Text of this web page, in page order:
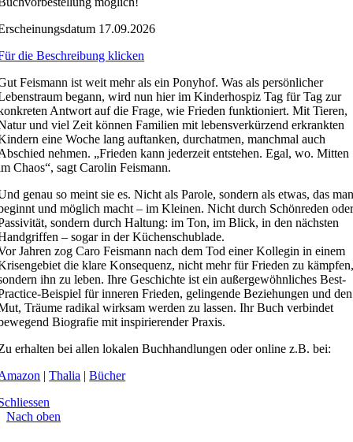
17.09.2026
die Beschreibung klicken
Feismann ist weit mehr als ein Ponyhof. Was als persönlicher
begann, wird nun hier im Kinderhospiz Tag für Tag zur
Antwort auf die Frage, wie Frieden funktioniert. Mit Tieren,
und viel Zeit können Familien mit lebensverkürzend erkrankten
eine Woche lang auftanken, durchatmen, manchmal auch
nehmen. „Frieden kann jederzeit entstehen. Egal, wo. Mitten
Chaos“, sagt Carolin Feismann.
genau so meint sie es. Nicht als Parole, sondern als etwas, das
und möglich macht – im Kleinen. Nicht durch Schönreden
sondern durch Haltung: im Ton, im Blick, in den nächsten
– sogar in der Küchenschublade.
Jahren zog Caro Feismann nach dem Tod einer Kollegin in einem
die klare Konsequenz, nicht mehr für Frieden zu
ihn zu leben. Ihre Geschichte ist ein außergewöhnliches Best-
Beispiel für inneren Frieden, gelingende Beziehungen und den
Träume radikal wirksam werden zu lassen. Ihr Buch verbindet
Biografie mit inspirierender Praxis.
erhalten bei allen lokalen Buchhandlungen oder online z.B. bei:
|Thalia |Bücher
Nach oben